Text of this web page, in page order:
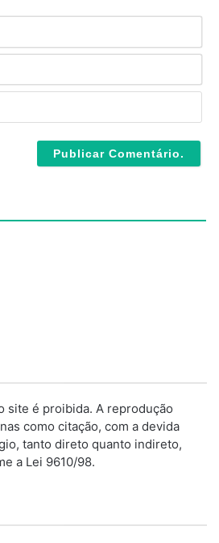
m
*a
l
site é proibida. A reprodução
como citação, com a devida
tanto direto quanto indireto,
a Lei 9610/98.